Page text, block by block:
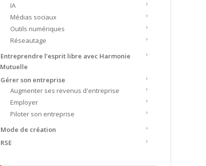
IA
Médias sociaux
Outils numériques
Réseautage
Entreprendre l’esprit libre avec Harmonie
Mutuelle
Gérer son entreprise
Augmenter ses revenus d'entreprise
Employer
Piloter son entreprise
Mode de création
RSE